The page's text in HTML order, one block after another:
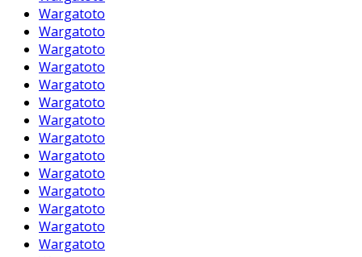
Wargatoto
Wargatoto
Wargatoto
Wargatoto
Wargatoto
Wargatoto
Wargatoto
Wargatoto
Wargatoto
Wargatoto
Wargatoto
Wargatoto
Wargatoto
Wargatoto